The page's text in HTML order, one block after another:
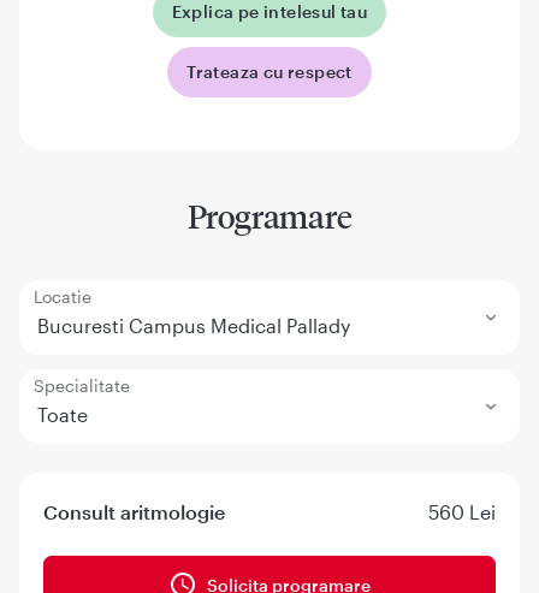
Explica pe intelesul tau
Trateaza cu respect
Programare
Locatie
Bucuresti Campus Medical Pallady
Specialitate
Toate
Consult aritmologie 560 Lei
Solicita programare